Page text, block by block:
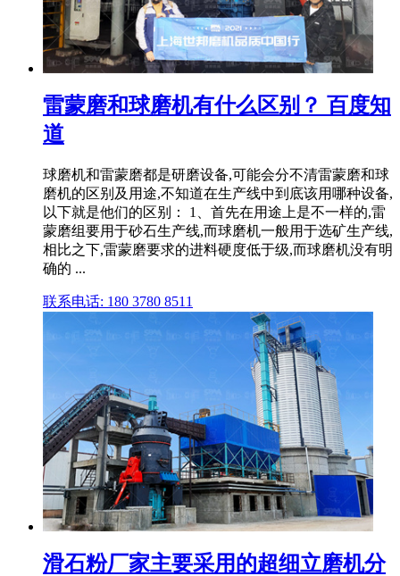
雷蒙磨和球磨机有什么区别？ 百度知
道
球磨机和雷蒙磨都是研磨设备,可能会分不清雷蒙磨和球
磨机的区别及用途,不知道在生产线中到底该用哪种设备,
以下就是他们的区别： 1、首先在用途上是不一样的,雷
蒙磨组要用于砂石生产线,而球磨机一般用于选矿生产线,
相比之下,雷蒙磨要求的进料硬度低于级,而球磨机没有明
确的 ...
联系电话: 180 3780 8511
滑石粉厂家主要采用的超细立磨机分